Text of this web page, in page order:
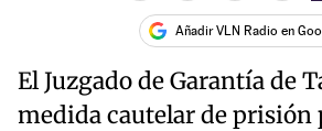
Añadir VLN Radio en
El Juzgado de Garantía de
medida cautelar de prisión